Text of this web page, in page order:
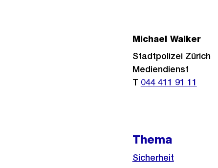
Michael Walker
Stadtpolizei Zürich
Mediendienst
T 044 411 91 11
Thema
Sicherheit